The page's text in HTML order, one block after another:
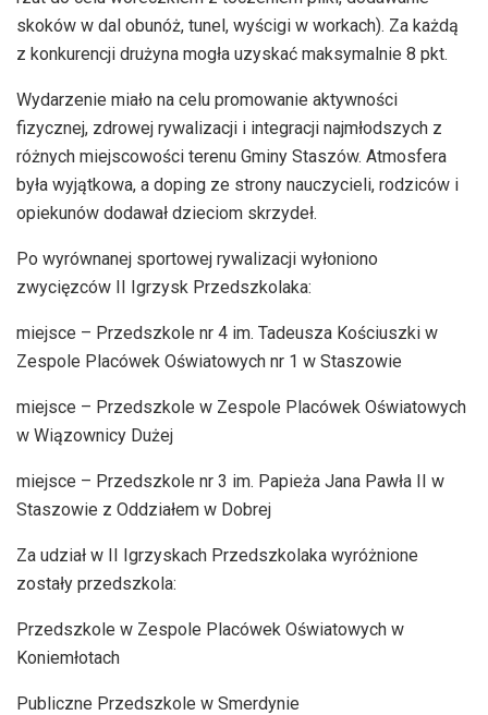
skoków w dal obunóż, tunel, wyścigi w workach). Za każdą
z konkurencji drużyna mogła uzyskać maksymalnie 8 pkt.
Wydarzenie miało na celu promowanie aktywności
fizycznej, zdrowej rywalizacji i integracji najmłodszych z
różnych miejscowości terenu Gminy Staszów. Atmosfera
była wyjątkowa, a doping ze strony nauczycieli, rodziców i
opiekunów dodawał dzieciom skrzydeł.
Po wyrównanej sportowej rywalizacji wyłoniono
zwycięzców II Igrzysk Przedszkolaka:
miejsce – Przedszkole nr 4 im. Tadeusza Kościuszki w
Zespole Placówek Oświatowych nr 1 w Staszowie
miejsce – Przedszkole w Zespole Placówek Oświatowych
w Wiązownicy Dużej
miejsce – Przedszkole nr 3 im. Papieża Jana Pawła II w
Staszowie z Oddziałem w Dobrej
Za udział w II Igrzyskach Przedszkolaka wyróżnione
zostały przedszkola:
Przedszkole w Zespole Placówek Oświatowych w
Koniemłotach
Publiczne Przedszkole w Smerdynie